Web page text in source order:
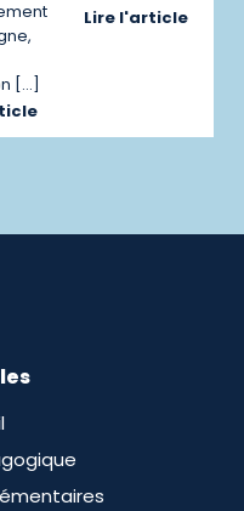
[…]
Lire l'article